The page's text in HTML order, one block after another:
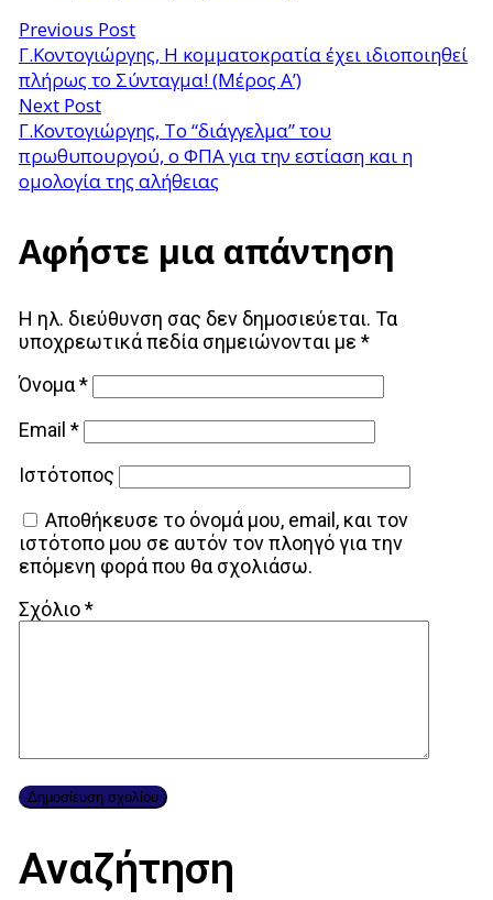
Previous Post
Γ.Κοντογιώργης, Η κομματοκρατία έχει ιδιοποιηθεί
πλήρως το Σύνταγμα! (Μέρος Α’)
Next Post
Γ.Κοντογιώργης, Το “διάγγελμα” του
πρωθυπουργού, ο ΦΠΑ για την εστίαση και η
ομολογία της αλήθειας
Αφήστε μια απάντηση
Η ηλ. διεύθυνση σας δεν δημοσιεύεται. Τα
υποχρεωτικά πεδία σημειώνονται με *
Όνομα*
Email *
Ιστότοπος
Αποθήκευσε το όνομά μου, email, και τον
ιστότοπο μου σε αυτόν τον πλοηγό για την
επόμενη φορά που θα σχολιάσω.
Σχόλιο*
Αναζήτηση